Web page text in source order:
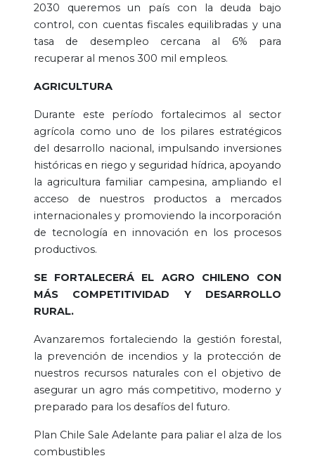
2030 queremos un país con la deuda bajo
control, con cuentas fiscales equilibradas y una
tasa de desempleo cercana al 6% para
recuperar al menos 300 mil empleos.
AGRICULTURA
Durante este período fortalecimos al sector
agrícola como uno de los pilares estratégicos
del desarrollo nacional, impulsando inversiones
históricas en riego y seguridad hídrica, apoyando
la agricultura familiar campesina, ampliando el
acceso de nuestros productos a mercados
internacionales y promoviendo la incorporación
de tecnología en innovación en los procesos
productivos.
SE FORTALECERÁ EL AGRO CHILENO CON
MÁS COMPETITIVIDAD Y DESARROLLO
RURAL.
Avanzaremos fortaleciendo la gestión forestal,
la prevención de incendios y la protección de
nuestros recursos naturales con el objetivo de
asegurar un agro más competitivo, moderno y
preparado para los desafíos del futuro.
Plan Chile Sale Adelante para paliar el alza de los
combustibles